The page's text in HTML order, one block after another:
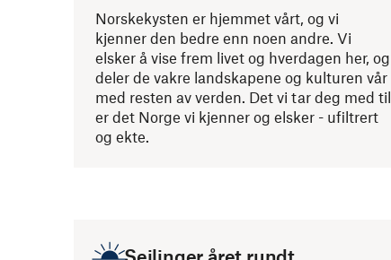
Norskekysten er hjemmet vårt, og vi
kjenner den bedre enn noen andre. Vi
elsker å vise frem livet og hverdagen her, og
deler de vakre landskapene og kulturen vår
med resten av verden. Det vi tar deg med til
er det Norge vi kjenner og elsker - ufiltrert
og ekte.